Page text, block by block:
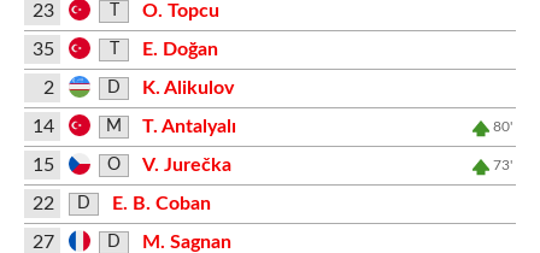
23
O. Topcu
35
E. Doğan
2
D
K. Alikulov
14
M T. Antalyalı 80'
15 O V. Jurečka 73'
22 D
E. B. Coban
27
D
M. Sagnan